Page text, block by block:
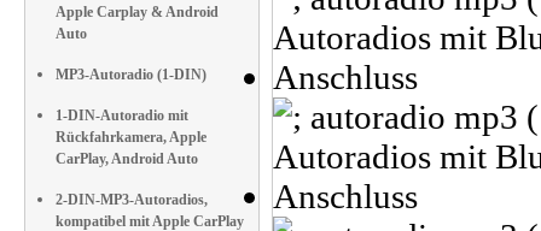
Apple Carplay & Android
Auto
MP3-Autoradio (1-DIN)
1-DIN-Autoradio mit
Rückfahrkamera, Apple
CarPlay, Android Auto
2-DIN-MP3-Autoradios,
kompatibel mit Apple CarPlay